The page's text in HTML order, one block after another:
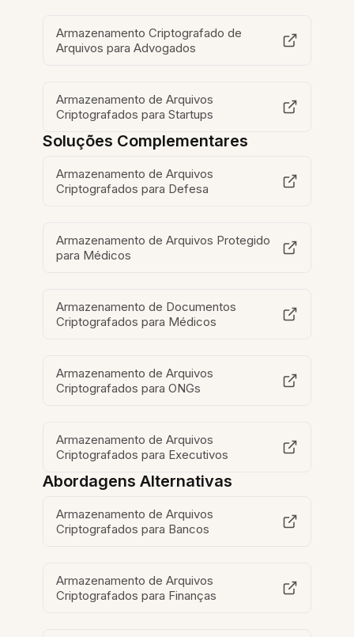
Armazenamento Criptografado de
Arquivos para Advogados
Armazenamento de Arquivos
Criptografados para Startups
Soluções Complementares
Armazenamento de Arquivos
Criptografados para Defesa
Armazenamento de Arquivos Protegido
para Médicos
Armazenamento de Documentos
Criptografados para Médicos
Armazenamento de Arquivos
Criptografados para ONGs
Armazenamento de Arquivos
Criptografados para Executivos
Abordagens Alternativas
Armazenamento de Arquivos
Criptografados para Bancos
Armazenamento de Arquivos
Criptografados para Finanças